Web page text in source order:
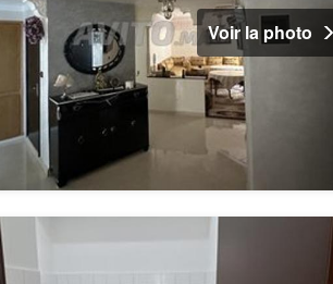
Voir la photo